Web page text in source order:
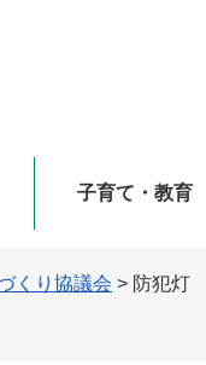
子育て・教育
くり協議会 > 防犯灯